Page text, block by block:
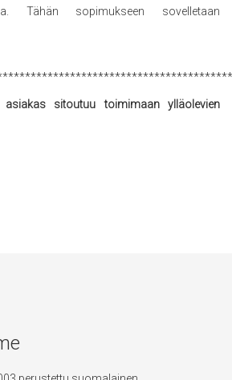
Tähän sopimukseen sovelletaan
asiakas sitoutuu toimimaan ylläolevien